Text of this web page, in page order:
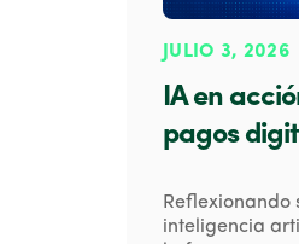
JULIO 3, 2026
IA en
pagos
Reflexionando
inteligencia